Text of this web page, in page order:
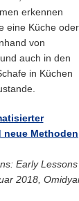
erkennen
eine Küche oder
von
auch in den
in Küchen
Methoden
Early Lessons
2018,